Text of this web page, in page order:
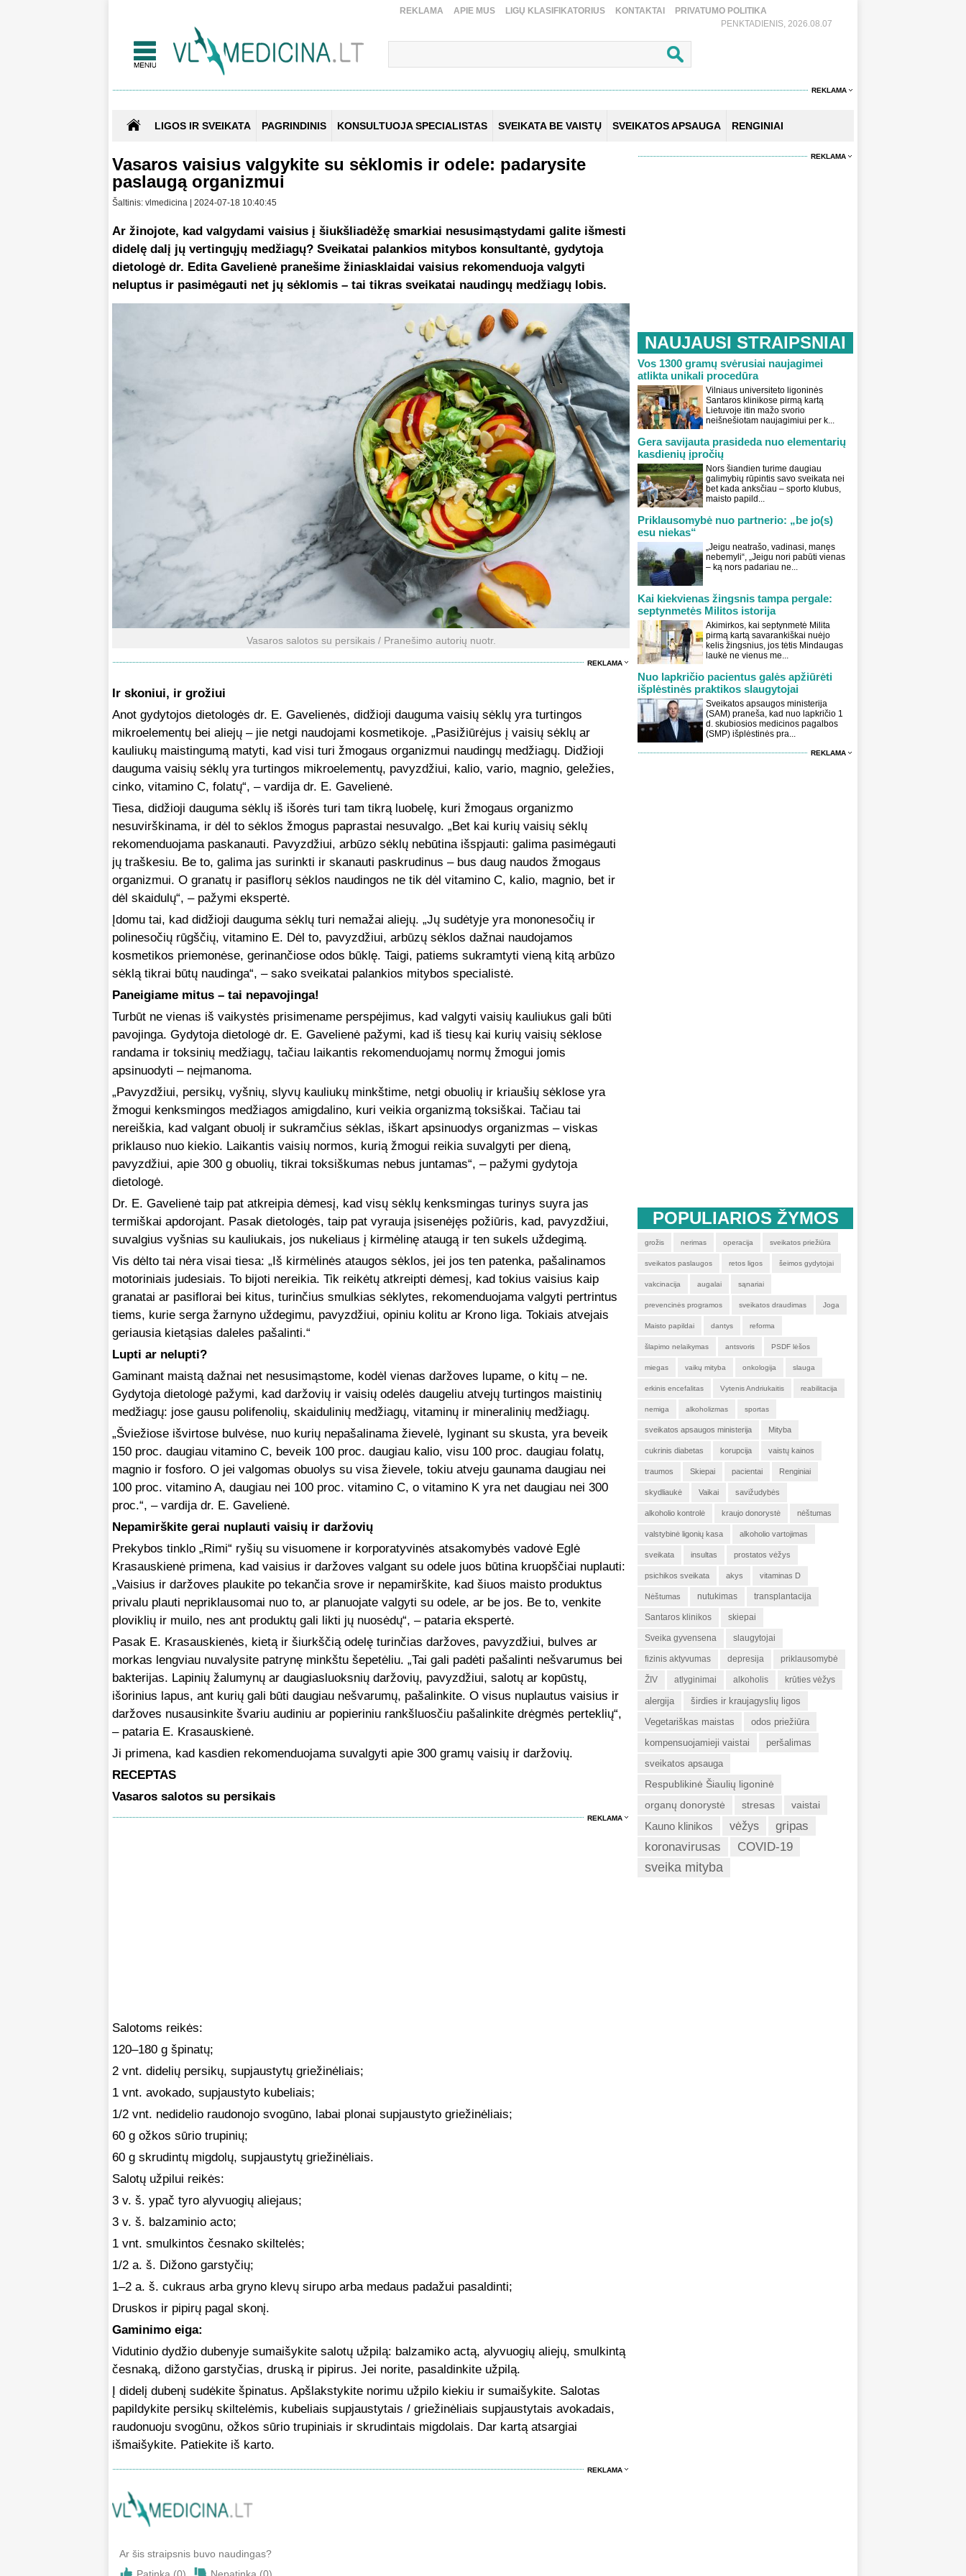
REKLAMA APIE MUS LIGŲ KLASIFIKATORIUS KONTAKTAI
PRIVATUMO POLITIKA
PENKTADIENIS, 2026.08.07
REKLAMA
LIGOS IR SVEIKATA PAGRINDINIS KONSULTUOJA SPECIALISTAS SVEIKATA BE VAISTŲ SVEIKATOS APSAUGA RENGINIAI
Vasaros vaisius valgykite su sėklomis ir odele: padarysite
paslaugą organizmui
Šaltinis: vlmedicina | 2024-07-18 10:40:45
Ar žinojote, kad valgydami vaisius į šiukšliadėžę smarkiai nesusimąstydami galite išmesti
didelę dalį jų vertingųjų medžiagų? Sveikatai palankios mitybos konsultantė, gydytoja
dietologė dr. Edita Gavelienė pranešime žiniasklaidai vaisius rekomenduoja valgyti
neluptus ir pasimėgauti net jų sėklomis – tai tikras sveikatai naudingų medžiagų lobis.
Vasaros salotos su persikais / Pranešimo autorių nuotr.
REKLAMA
Ir skoniui, ir grožiui
Anot gydytojos dietologės dr. E. Gavelienės, didžioji dauguma vaisių sėklų yra turtingos
mikroelementų bei aliejų – jie netgi naudojami kosmetikoje. „Pasižiūrėjus į vaisių sėklų ar
kauliukų maistingumą matyti, kad visi turi žmogaus organizmui naudingų medžiagų. Didžioji
dauguma vaisių sėklų yra turtingos mikroelementų, pavyzdžiui, kalio, vario, magnio, geležies,
cinko, vitamino C, folatų“, – vardija dr. E. Gavelienė.
Tiesa, didžioji dauguma sėklų iš išorės turi tam tikrą luobelę, kuri žmogaus organizmo
nesuvirškinama, ir dėl to sėklos žmogus paprastai nesuvalgo. „Bet kai kurių vaisių sėklų
rekomenduojama paskanauti. Pavyzdžiui, arbūzo sėklų nebūtina išspjauti: galima pasimėgauti
jų traškesiu. Be to, galima jas surinkti ir skanauti paskrudinus – bus daug naudos žmogaus
organizmui. O granatų ir pasiflorų sėklos naudingos ne tik dėl vitamino C, kalio, magnio, bet ir
dėl skaidulų“, – pažymi ekspertė.
Įdomu tai, kad didžioji dauguma sėklų turi nemažai aliejų. „Jų sudėtyje yra mononesočių ir
polinesočių rūgščių, vitamino E. Dėl to, pavyzdžiui, arbūzų sėklos dažnai naudojamos
kosmetikos priemonėse, gerinančiose odos būklę. Taigi, patiems sukramtyti vieną kitą arbūzo
sėklą tikrai būtų naudinga“, – sako sveikatai palankios mitybos specialistė.
Paneigiame mitus – tai nepavojinga!
Turbūt ne vienas iš vaikystės prisimename perspėjimus, kad valgyti vaisių kauliukus gali būti
pavojinga. Gydytoja dietologė dr. E. Gavelienė pažymi, kad iš tiesų kai kurių vaisių sėklose
randama ir toksinių medžiagų, tačiau laikantis rekomenduojamų normų žmogui jomis
apsinuodyti – neįmanoma.
„Pavyzdžiui, persikų, vyšnių, slyvų kauliukų minkštime, netgi obuolių ir kriaušių sėklose yra
žmogui kenksmingos medžiagos amigdalino, kuri veikia organizmą toksiškai. Tačiau tai
nereiškia, kad valgant obuolį ir sukramčius sėklas, iškart apsinuodys organizmas – viskas
priklauso nuo kiekio. Laikantis vaisių normos, kurią žmogui reikia suvalgyti per dieną,
pavyzdžiui, apie 300 g obuolių, tikrai toksiškumas nebus juntamas“, – pažymi gydytoja
dietologė.
Dr. E. Gavelienė taip pat atkreipia dėmesį, kad visų sėklų kenksmingas turinys suyra jas
termiškai apdorojant. Pasak dietologės, taip pat vyrauja įsisenėjęs požiūris, kad, pavyzdžiui,
suvalgius vyšnias su kauliukais, jos nukeliaus į kirmėlinę ataugą ir ten sukels uždegimą.
Vis dėlto tai nėra visai tiesa: „Iš kirmėlinės ataugos sėklos, jei jos ten patenka, pašalinamos
motoriniais judesiais. To bijoti nereikia. Tik reikėtų atkreipti dėmesį, kad tokius vaisius kaip
granatai ar pasiflorai bei kitus, turinčius smulkias sėklytes, rekomenduojama valgyti pertrintus
tiems, kurie serga žarnyno uždegimu, pavyzdžiui, opiniu kolitu ar Krono liga. Tokiais atvejais
geriausia kietąsias daleles pašalinti.“
Lupti ar nelupti?
Gaminant maistą dažnai net nesusimąstome, kodėl vienas daržoves lupame, o kitų – ne.
Gydytoja dietologė pažymi, kad daržovių ir vaisių odelės daugeliu atvejų turtingos maistinių
medžiagų: jose gausu polifenolių, skaidulinių medžiagų, vitaminų ir mineralinių medžiagų.
„Šviežiose išvirtose bulvėse, nuo kurių nepašalinama žievelė, lyginant su skusta, yra beveik
150 proc. daugiau vitamino C, beveik 100 proc. daugiau kalio, visu 100 proc. daugiau folatų,
magnio ir fosforo. O jei valgomas obuolys su visa žievele, tokiu atveju gaunama daugiau nei
100 proc. vitamino A, daugiau nei 100 proc. vitamino C, o vitamino K yra net daugiau nei 300
proc.“, – vardija dr. E. Gavelienė.
Nepamirškite gerai nuplauti vaisių ir daržovių
Prekybos tinklo „Rimi“ ryšių su visuomene ir korporatyvinės atsakomybės vadovė Eglė
Krasauskienė primena, kad vaisius ir daržoves valgant su odele juos būtina kruopščiai nuplauti:
„Vaisius ir daržoves plaukite po tekančia srove ir nepamirškite, kad šiuos maisto produktus
privalu plauti nepriklausomai nuo to, ar planuojate valgyti su odele, ar be jos. Be to, venkite
ploviklių ir muilo, nes ant produktų gali likti jų nuosėdų“, – pataria ekspertė.
Pasak E. Krasauskienės, kietą ir šiurkščią odelę turinčias daržoves, pavyzdžiui, bulves ar
morkas lengviau nuvalysite patrynę minkštu šepetėliu. „Tai gali padėti pašalinti nešvarumus bei
bakterijas. Lapinių žalumynų ar daugiasluoksnių daržovių, pavyzdžiui, salotų ar kopūstų,
išorinius lapus, ant kurių gali būti daugiau nešvarumų, pašalinkite. O visus nuplautus vaisius ir
daržoves nusausinkite švariu audiniu ar popieriniu rankšluosčiu pašalinkite drėgmės perteklių“,
– pataria E. Krasauskienė.
Ji primena, kad kasdien rekomenduojama suvalgyti apie 300 gramų vaisių ir daržovių.
RECEPTAS
Vasaros salotos su persikais
REKLAMA
Salotoms reikės:
120–180 g špinatų;
2 vnt. didelių persikų, supjaustytų griežinėliais;
1 vnt. avokado, supjaustyto kubeliais;
1/2 vnt. nedidelio raudonojo svogūno, labai plonai supjaustyto griežinėliais;
60 g ožkos sūrio trupinių;
60 g skrudintų migdolų, supjaustytų griežinėliais.
Salotų užpilui reikės:
3 v. š. ypač tyro alyvuogių aliejaus;
3 v. š. balzaminio acto;
1 vnt. smulkintos česnako skiltelės;
1/2 a. š. Dižono garstyčių;
1–2 a. š. cukraus arba gryno klevų sirupo arba medaus padažui pasaldinti;
Druskos ir pipirų pagal skonį.
Gaminimo eiga:
Vidutinio dydžio dubenyje sumaišykite salotų užpilą: balzamiko actą, alyvuogių aliejų, smulkintą
česnaką, dižono garstyčias, druską ir pipirus. Jei norite, pasaldinkite užpilą.
Į didelį dubenį sudėkite špinatus. Apšlakstykite norimu užpilo kiekiu ir sumaišykite. Salotas
papildykite persikų skiltelėmis, kubeliais supjaustytais / griežinėliais supjaustytais avokadais,
raudonuoju svogūnu, ožkos sūrio trupiniais ir skrudintais migdolais. Dar kartą atsargiai
išmaišykite. Patiekite iš karto.
REKLAMA
Ar šis straipsnis buvo naudingas?
REKLAMA
NAUJAUSI STRAIPSNIAI
Vos 1300 gramų svėrusiai naujagimei
atlikta unikali procedūra
Vilniaus universiteto ligoninės
Santaros klinikose pirmą kartą
Lietuvoje itin mažo svorio
neišnešiotam naujagimiui per k...
Gera savijauta prasideda nuo elementarių
kasdienių įpročių
Nors šiandien turime daugiau
galimybių rūpintis savo sveikata nei
bet kada anksčiau – sporto klubus,
maisto papild...
Priklausomybė nuo partnerio: „be jo(s)
esu niekas“
„Jeigu neatrašo, vadinasi, manęs
nebemyli“, „Jeigu nori pabūti vienas
– ką nors padariau ne...
Kai kiekvienas žingsnis tampa pergale:
septynmetės Militos istorija
Akimirkos, kai septynmetė Milita
pirmą kartą savarankiškai nuėjo
kelis žingsnius, jos tėtis Mindaugas
laukė ne vienus me...
Nuo lapkričio pacientus galės apžiūrėti
išplėstinės praktikos slaugytojai
Sveikatos apsaugos ministerija
(SAM) praneša, kad nuo lapkričio 1
d. skubiosios medicinos pagalbos
(SMP) išplėstinės pra...
REKLAMA
POPULIARIOS ŽYMOS
grožis nerimas operacija sveikatos priežiūra
sveikatos paslaugos retos ligos šeimos gydytojai
vakcinacija augalai sąnariai
prevencinės programos sveikatos draudimas Joga
Maisto papildai dantys reforma
šlapimo nelaikymas antsvoris PSDF lėšos
miegas vaikų mityba onkologija slauga
erkinis encefalitas Vytenis Andriukaitis reabilitacija
nemiga alkoholizmas sportas
sveikatos apsaugos ministerija Mityba
cukrinis diabetas korupcija vaistų kainos
traumos Skiepai pacientai Renginiai
skydliaukė Vaikai savižudybės
alkoholio kontrolė kraujo donorystė nėštumas
valstybinė ligonių kasa alkoholio vartojimas
sveikata insultas prostatos vėžys
psichikos sveikata akys vitaminas D
Nėštumas nutukimas transplantacija
Santaros klinikos skiepai
Sveika gyvensena slaugytojai
fizinis aktyvumas depresija priklausomybė
ŽIV atlyginimai alkoholis krūties vėžys
alergija
širdies ir kraujagyslių ligos
Vegetariškas maistas
odos priežiūra
kompensuojamieji vaistai
peršalimas
sveikatos apsauga
Respublikinė Šiaulių ligoninė
organų donorystė
stresas vaistai
Kauno klinikos vėžys
gripas
koronavirusas
COVID-19
sveika mityba